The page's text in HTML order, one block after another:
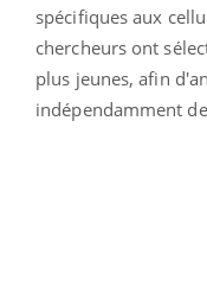
spécifiques aux
chercheurs ont
plus jeunes, afin
indépendamment